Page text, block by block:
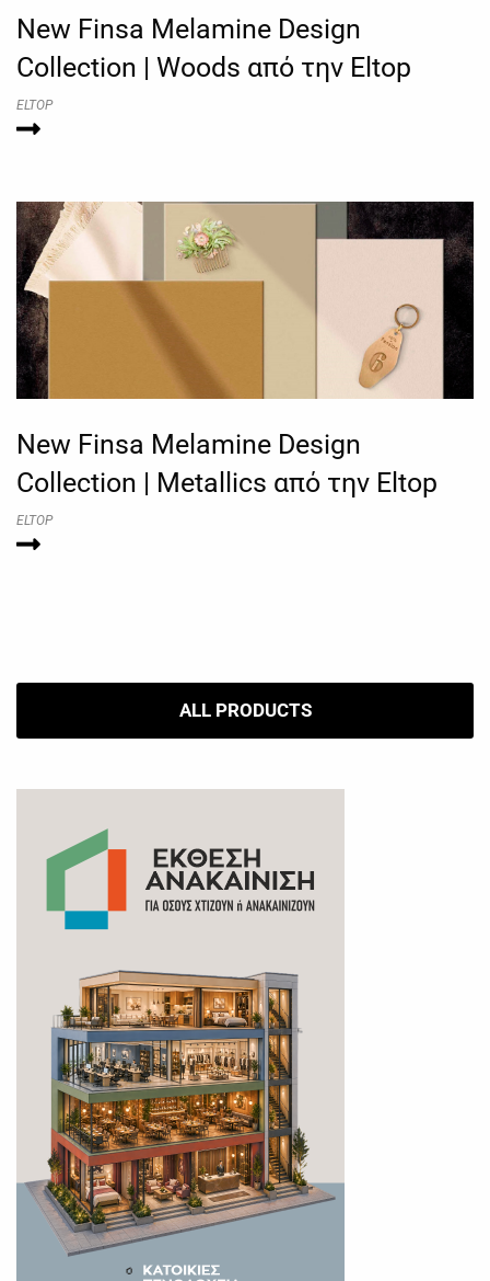
New Finsa Melamine Design
Collection | Woods από την Eltop
ELTOP
New Finsa Melamine Design
Collection | Metallics από την Eltop
ELTOP
ALL PRODUCTS